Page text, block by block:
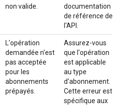
non valide.
documentation
de référence de
l'API.
L'opération
demandée n'est
pas acceptée
pour les
abonnements
prépayés.
Assurez-vous
que l'opération
est applicable
au type
d'abonnement.
Cette erreur est
spécifique aux